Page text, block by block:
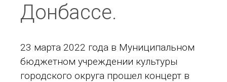
Донбассе.
23 марта 2022 года в Муниципальном
бюджетном учреждении культуры
городского округа прошел концерт в